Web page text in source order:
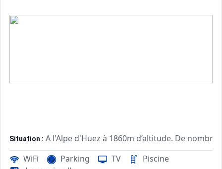
Situation : A l'Alpe d'Huez à 1860m d’altitude. De
Résidence : Appartements confortables et tout équipés.
WiFi Parking TV
Piscine